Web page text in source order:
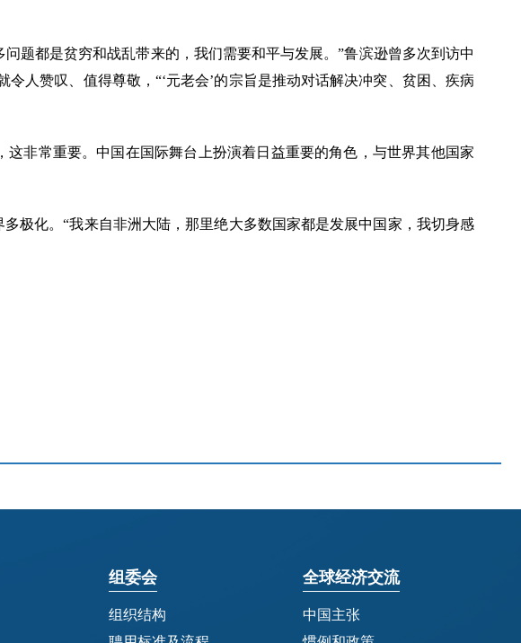
题都是贫穷和战乱带来的，我们需要和平与发展。”鲁滨逊曾多次到访中
人赞叹、值得尊敬，“‘元老会’的宗旨是推动对话解决冲突、贫困、疾病
非常重要。中国在国际舞台上扮演着日益重要的角色，与世界其他国家
极化。“我来自非洲大陆，那里绝大多数国家都是发展中国家，我切身感
组委会
组织结构
全球经济交流
中国主张